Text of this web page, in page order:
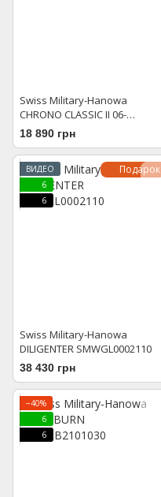
Swiss Military-Hanowa
CHRONO CLASSIC II 06-
4332.04.003.05
18 890 грн
Подарок
ВИДЕО
6
6
Swiss Military-Hanowa
DILIGENTER SMWGL0002110
38 430 грн
−40%
6
6